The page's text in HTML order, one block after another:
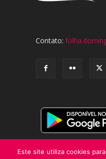
Contato:
Este site utiliza cookies